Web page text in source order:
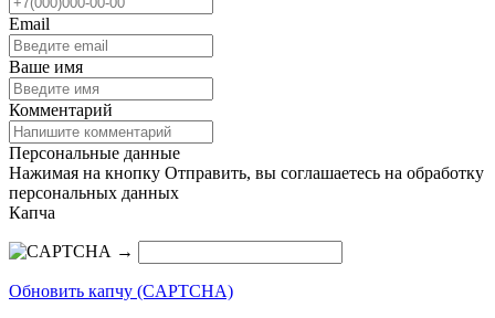
Email
Ваше имя
Комментарий
Персональные данные
Нажимая на кнопку Отправить, вы соглашаетесь на обработку
персональных данных
Капча
→
Обновить капчу (CAPTCHA)